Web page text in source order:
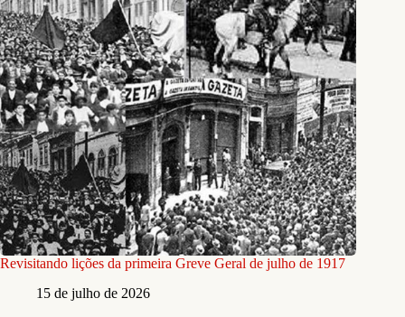
Revisitando lições da primeira Greve Geral de julho de 1917
15 de julho de 2026